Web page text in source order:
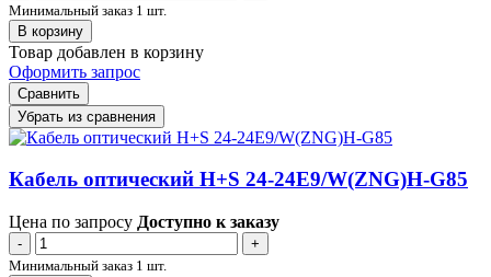
Минимальный заказ 1 шт.
В корзину
Товар добавлен в корзину
Оформить запрос
Сравнить
Убрать из сравнения
Кабель оптический H+S 24-24E9/W(ZNG)H-G85
Цена по запросу Доступно к заказу
-
+
Минимальный заказ 1 шт.